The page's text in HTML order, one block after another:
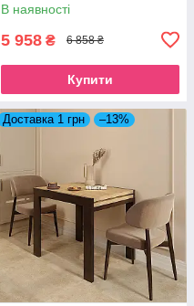
В наявності
5 958 ₴ 6 858 ₴
Купити
Доставка 1 грн –13%